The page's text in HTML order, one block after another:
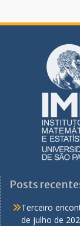
Posts
Terceiro
de julho de